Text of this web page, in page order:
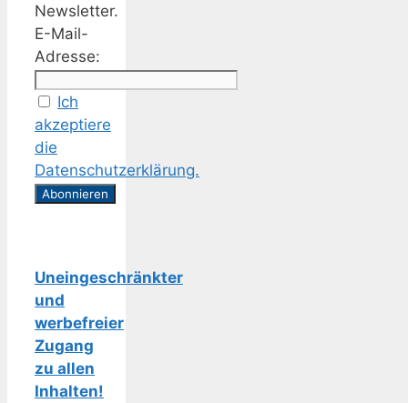
Newsletter.
E-Mail-
Adresse:
Ich
akzeptiere
die
Datenschutzerklärung.
Uneingeschränkter
und
werbefreier
Zugang
zu allen
Inhalten!